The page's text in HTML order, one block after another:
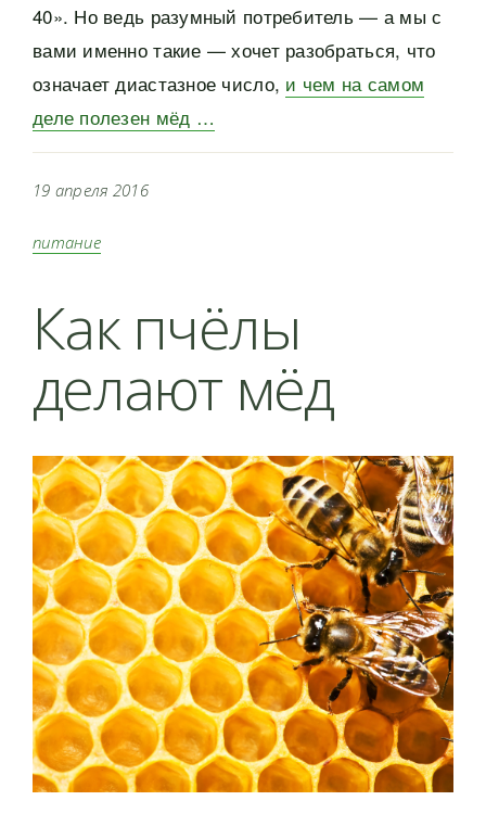
40». Но ведь разумный потребитель — а мы с
вами именно такие — хочет разобраться, что
означает диастазное число, и чем на самом
деле полезен мёд …
19 апреля 2016
питание
Как пчёлы
делают мёд